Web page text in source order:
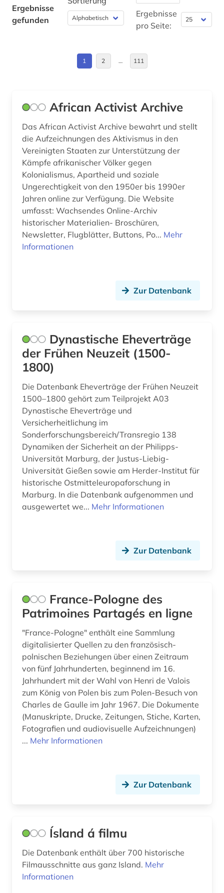
afrikaforschung (2)
afrikastudien (2)
afro-amerikanische geschichte (1)
agder (2)
agence france-presse (1)
agrargeschichte (1)
agrarkultur (1)
akdademie der künste (1)
albrecht (1)
alexander von humboldt (3)
algerien (1)
allgemeine sammelwerke (1)
allierte (1)
alltag (6)
alltagsgeschichte &lt;fach&gt; (4)
alte drucke (1)
alte landesschule korbach (1)
alter orient (4)
altersversorung (1)
altertum (18)
altes ägypten (1)
altfäröisch (1)
Byzantinisches Reich (9)
Daenemark (141)
Europa (78)
Finnland (41)
Frankreich (60)
GUS (5)
Gibraltar (1)
Griechenland (4)
Irland (15)
Israel (36)
Italien (33)
Japan (7)
Jugoslawien (9)
Kanada (21)
Korea (2)
Kroatien (11)
Malta (1)
Mecklenburg-Vorpommern (10)
Mittelamerika (30)
Moldawien (7)
Monaco (1)
Montenegro (8)
Norwegen (78)
Oesterreich (100)
Ergebnisse
gefunden
Ergebnisse
pro Seite:
1 2 … 111
African Activist Archive
Das African Activist Archive bewahrt und stellt
die Aufzeichnungen des Aktivismus in den
Vereinigten Staaten zur Unterstützung der
Kämpfe afrikanischer Völker gegen
Kolonialismus, Apartheid und soziale
Ungerechtigkeit von den 1950er bis 1990er
Jahren online zur Verfügung. Die Website
umfasst: Wachsendes Online-Archiv
historischer Materialien- Broschüren,
Newsletter, Flugblätter, Buttons, Po... Mehr
Informationen
Zur Datenbank
Dynastische Eheverträge
der Frühen Neuzeit (1500-
1800)
Die Datenbank Eheverträge der Frühen Neuzeit
1500–1800 gehört zum Teilprojekt A03
Dynastische Eheverträge und
Versicherheitlichung im
Sonderforschungsbereich/Transregio 138
Dynamiken der Sicherheit an der Philipps-
Universität Marburg, der Justus-Liebig-
Universität Gießen sowie am Herder-Institut für
historische Ostmitteleuropaforschung in
Marburg. In die Datenbank aufgenommen und
ausgewertet we... Mehr Informationen
Zur Datenbank
France-Pologne des
Patrimoines Partagés en ligne
"France-Pologne" enthält eine Sammlung
digitalisierter Quellen zu den französisch-
polnischen Beziehungen über einen Zeitraum
von fünf Jahrhunderten, beginnend im 16.
Jahrhundert mit der Wahl von Henri de Valois
zum König von Polen bis zum Polen-Besuch von
Charles de Gaulle im Jahr 1967. Die Dokumente
(Manuskripte, Drucke, Zeitungen, Stiche, Karten,
Fotografien und audiovisuelle Aufzeichnungen)
... Mehr Informationen
Zur Datenbank
Ísland á filmu
Die Datenbank enthält über 700 historische
Filmausschnitte aus ganz Island. Mehr
Informationen